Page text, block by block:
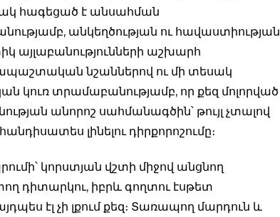
հագեցած է անսահման
անկեղծության ու հավաստիության
այլաբանությունների աշխարհ
նշաններով ու մի տեսակ
կուռ տրամաբանությամբ, որ քեզ մոլորված
անորոշ սահմանագծին՝ թույլ չտալով
լինելու դիրքորոշումը։
կորստյան վշտի միջով անցնող
դիտարկու, իբրև գողտու էսթետ
էլ չի լքում քեզ։ Տառապող մարդուն և